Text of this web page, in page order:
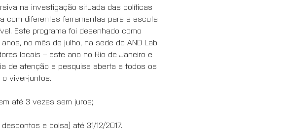
na investigação situada das políticas
com diferentes ferramentas para a escuta
Este programa foi desenhado como
no mês de julho, na sede do AND Lab
locais – este ano no Rio de Janeiro e
de atenção e pesquisa aberta a todos os
viver-juntos.
até 3 vezes sem juros;
e bolsa) até 31/12/2017.